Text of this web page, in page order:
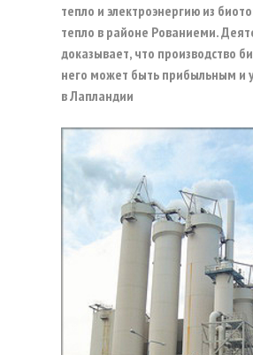
тепло и электроэнергию из
тепло в районе Рованиеми.
доказывает, что производство
него может быть прибыльным и
в Лапландии